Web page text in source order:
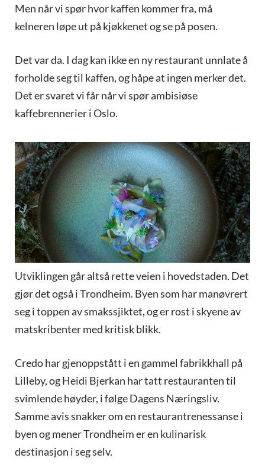
Men når vi spør hvor kaffen kommer fra, må
kelneren løpe ut på kjøkkenet og se på posen.
Det var da. I dag kan ikke en ny restaurant unnlate å
forholde seg til kaffen, og håpe at ingen merker det.
Det er svaret vi får når vi spør ambisiøse
kaffebrennerier i Oslo.
Utviklingen går altså rette veien i hovedstaden. Det
gjør det også i Trondheim. Byen som har manøvrert
seg i toppen av smakssjiktet, og er rost i skyene av
matskribenter med kritisk blikk.
Credo har gjenoppstått i en gammel fabrikkhall på
Lilleby, og Heidi Bjerkan har tatt restauranten til
svimlende høyder, i følge Dagens Næringsliv.
Samme avis snakker om en restaurantrenessanse i
byen og mener Trondheim er en kulinarisk
destinasjon i seg selv.